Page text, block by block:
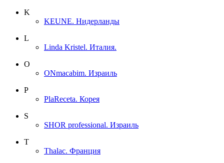
K
KEUNE. Нидерланды
L
Linda Kristel. Италия.
O
ONmacabim. Израиль
P
PlaReceta. Корея
S
SHOR professional. Израиль
T
Thalac. Франция